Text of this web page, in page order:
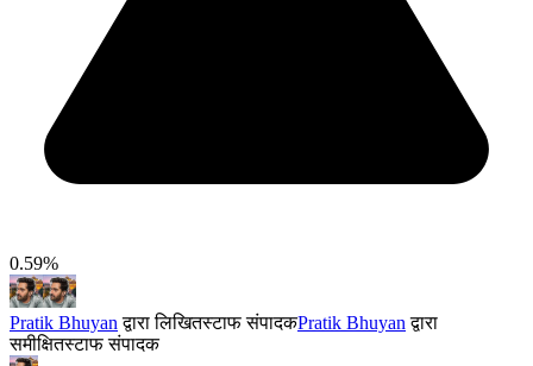
0.59%
Pratik Bhuyan द्वारा लिखितस्टाफ संपादकPratik Bhuyan द्वारा
समीक्षितस्टाफ संपादक